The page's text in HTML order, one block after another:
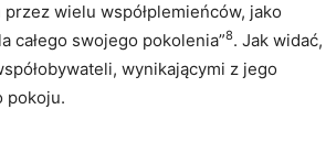
wielu współplemieńców, jako
całego swojego pokolenia”8. Jak widać,
wynikającymi z jego
pokoju.